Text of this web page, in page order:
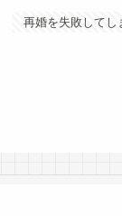
再婚を失敗してし